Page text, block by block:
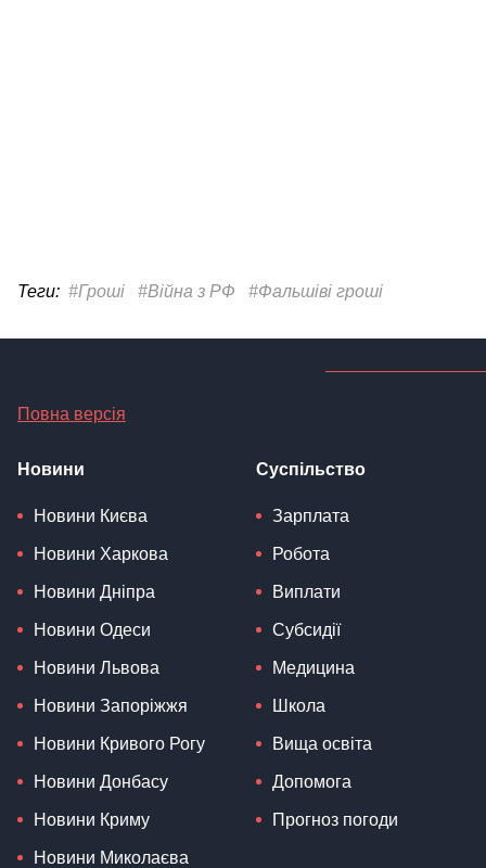
Теги: #Гроші #Війна з РФ #Фальшіві гроші
Повна версія
Новини
Новини Києва
Новини Харкова
Новини Дніпра
Новини Одеси
Новини Львова
Новини Запоріжжя
Новини Кривого Рогу
Новини Донбасу
Новини Криму
Новини Миколаєва
Суспільство
Зарплата
Робота
Виплати
Субсидії
Медицина
Школа
Вища освіта
Допомога
Прогноз погоди